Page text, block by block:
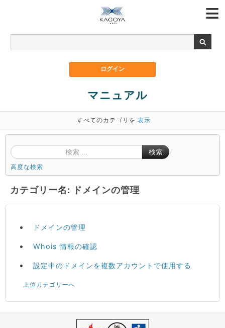
マニュアル
すべてのカテゴリを 表示
検索
高度な検索
カテゴリー名: ドメインの管理
ドメインの管理
Whois 情報の確認
設定中のドメインを複数アカウントで使用する
上位カテゴリーへ